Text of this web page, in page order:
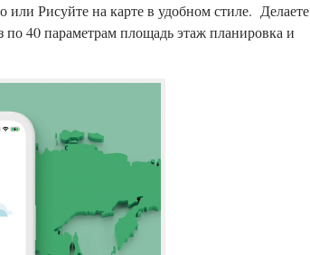
или Рисуйте на карте в удобном стиле. Делаете
по 40 параметрам площадь этаж планировка и